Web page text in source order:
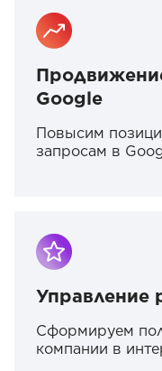
Google
Повысим
запросам в
Управление
Сформируем
компании в